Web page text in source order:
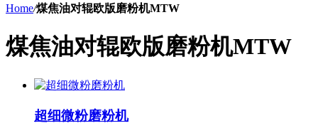
Home/煤焦油对辊欧版磨粉机MTW
煤焦油对辊欧版磨粉机MTW
超细微粉磨粉机